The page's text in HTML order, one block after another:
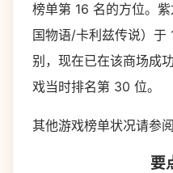
榜单第 16 名的方位。
国物语/卡利兹传说）于
别，现在已在该商场成
戏当时排名第 30 位。
其他游戏榜单状况请参
要